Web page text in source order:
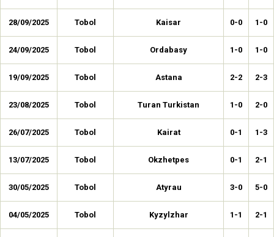
28/09/2025 Tobol Kaisar 0-0 1-0
24/09/2025 Tobol Ordabasy 1-0 1-0
19/09/2025 Tobol Astana 2-2 2-3
23/08/2025 Tobol Turan Turkistan 1-0 2-0
26/07/2025 Tobol Kairat 0-1 1-3
13/07/2025 Tobol Okzhetpes 0-1 2-1
30/05/2025 Tobol Atyrau 3-0 5-0
04/05/2025 Tobol Kyzylzhar 1-1 2-1